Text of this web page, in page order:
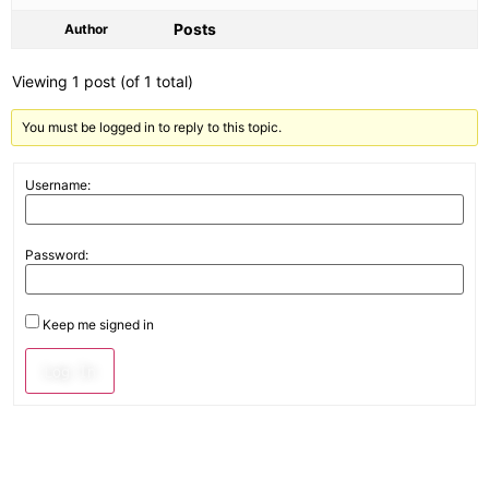
Author Posts
Viewing 1 post (of 1 total)
You must be logged in to reply to this topic.
Username:
Password:
Keep me signed in